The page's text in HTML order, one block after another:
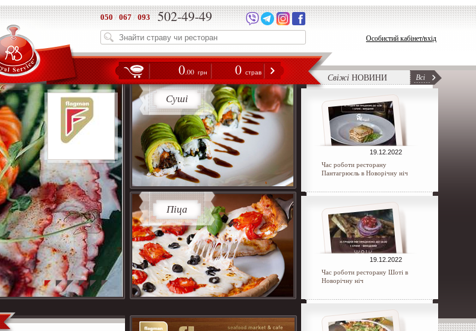
Особистий кабінет/вхід
050/ 067 /093 502-49-49
0.00 грн 0 страв
Суші
Піца
Свіжі НОВИНИ Всі
19.12.2022
Час роботи ресторану
Пантагрюєль в Новорічну ніч
19.12.2022
Час роботи ресторану Шоті в
Новорічну ніч